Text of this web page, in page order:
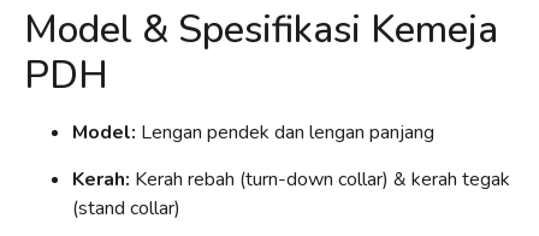
Model & Spesifikasi Kemeja
PDH
Model: Lengan pendek dan lengan panjang
Kerah: Kerah rebah (turn-down collar) & kerah tegak
(stand collar)